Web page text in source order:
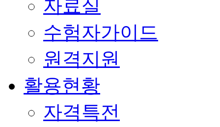
자료실
수험자가이드
원격지원
활용현황
자격특전